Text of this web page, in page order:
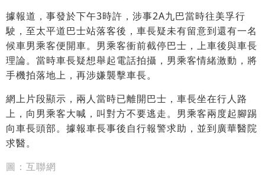
據報道，事發於下午3時許，涉事2A九巴當時往美孚行
駛，至太平道巴士站落客後，車長疑未有留意到還有一名
候車男乘客便開車。男乘客衝前截停巴士，上車後與車長
理論。當時車長疑想舉起電話拍攝，男乘客情緒激動，將
手機拍落地上，再涉嫌襲擊車長。
網上片段顯示，兩人當時已離開巴士，車長坐在行人路
上，向男乘客大喊，叫對方不要逃走。男乘客兩度起腳踢
向車長頭部。據報車長事後自行報警求助，並到廣華醫院
求醫。
圖：互聯網